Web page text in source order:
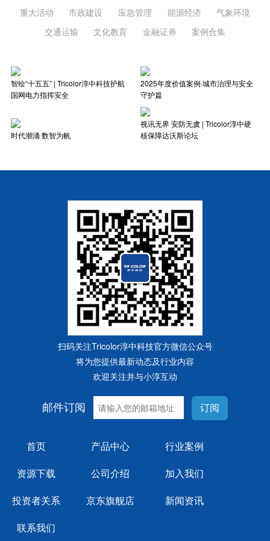
重大活动 市政建设 应急管理 能源经济
气象环境
交通运输
文化教育 金融证券 案例合集
智绘“十五五” | Tricolor淳中科技护航
国网电力指挥安全
2025年度价值案例·城市治理与安全
守护篇
时代潮涌 数智为帆
视讯无界 安防无虞 | Tricolor淳中硬
核保障达沃斯论坛
扫码关注Tricolor淳中科技官方微信公众号
将为您提供最新动态及行业内容
欢迎关注并与小淳互动
邮件订阅 订阅
首页 产品中心
行业案例
资源下载
公司介绍
加入我们
投资者关系
京东旗舰店
新闻资讯
联系我们